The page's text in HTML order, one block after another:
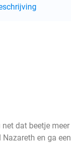
dat beetje meer
en ga een